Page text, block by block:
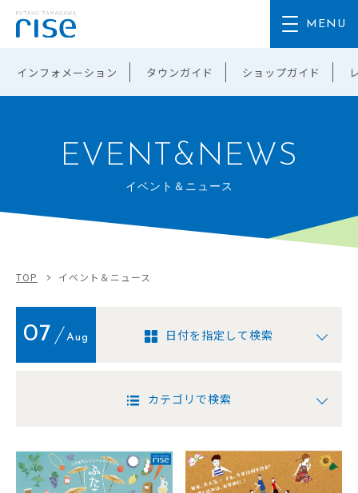
インフォメーション タウンガイド ショップガイド
EVENT&NEWS
イベント＆ニュース
TOP イベント＆ニュース
07 Aug 日付を指定して検索
カテゴリで検索